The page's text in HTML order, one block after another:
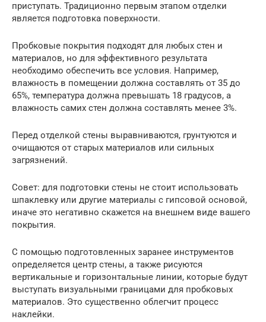
приступать. Традиционно первым этапом отделки
является подготовка поверхности.
Пробковые покрытия подходят для любых стен и
материалов, но для эффективного результата
необходимо обеспечить все условия. Например,
влажность в помещении должна составлять от 35 до
65%, температура должна превышать 18 градусов, а
влажность самих стен должна составлять менее 3%.
Перед отделкой стены выравниваются, грунтуются и
очищаются от старых материалов или сильных
загрязнений.
Совет: для подготовки стены не стоит использовать
шпаклевку или другие материалы с гипсовой основой,
иначе это негативно скажется на внешнем виде вашего
покрытия.
С помощью подготовленных заранее инструментов
определяется центр стены, а также рисуются
вертикальные и горизонтальные линии, которые будут
выступать визуальными границами для пробковых
материалов. Это существенно облегчит процесс
наклейки.